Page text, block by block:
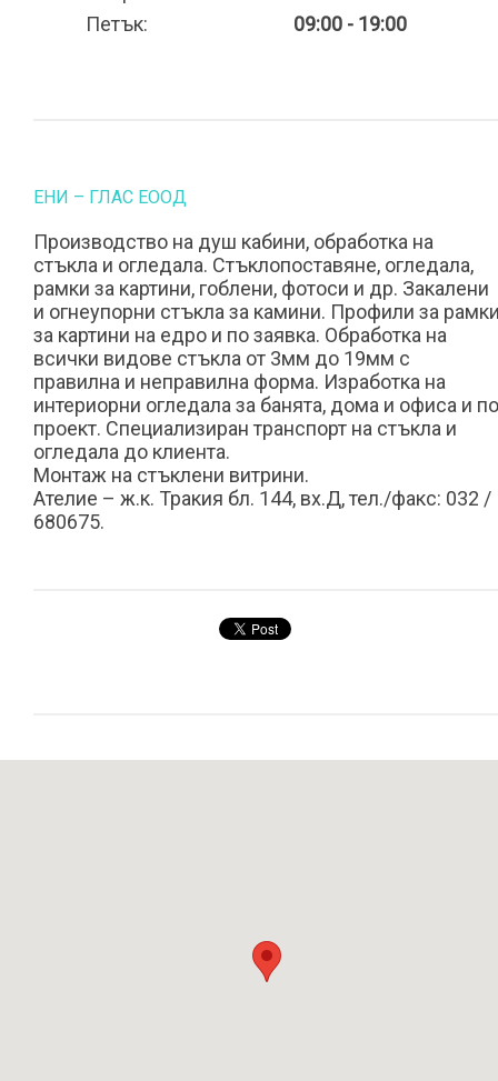
Петък:
09:00 - 19:00
ЕНИ – ГЛАС ЕООД
Производство на душ кабини, обработка на
стъкла и огледала. Стъклопоставяне, огледала,
рамки за картини, гоблени, фотоси и др. Закалени
и огнеупорни стъкла за камини. Профили за
за картини на едро и по заявка. Обработка на
всички видове стъкла от 3мм до 19мм с
правилна и неправилна форма. Изработка на
интериорни огледала за банята, дома и офиса и по
проект. Специализиран транспорт на стъкла и
огледала до клиента.
Монтаж на стъклени витрини.
Ателие – ж.к. Тракия бл. 144, вх.Д, тел./факс: 032 /
680675.